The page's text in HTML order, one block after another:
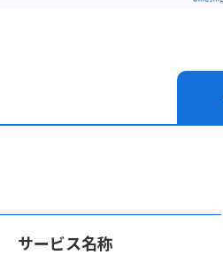
サービス名称